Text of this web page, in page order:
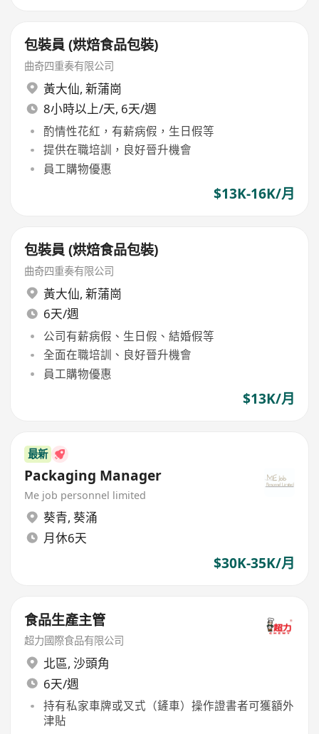
包裝員 (烘焙食品包裝)
曲奇四重奏有限公司
黃大仙, 新蒲崗
8小時以上/天, 6天/週
酌情性花紅，有薪病假，生日假等
提供在職培訓，良好晉升機會
員工購物優惠
$13K-16K/月
包裝員 (烘焙食品包裝)
曲奇四重奏有限公司
黃大仙, 新蒲崗
6天/週
公司有薪病假、生日假、結婚假等
全面在職培訓、良好晉升機會
員工購物優惠
$13K/月
最新
Packaging Manager
Me job personnel limited
葵青, 葵涌
月休6天
$30K-35K/月
食品生產主管
超力國際食品有限公司
北區, 沙頭角
6天/週
持有私家車牌或叉式（鏟車）操作證書者可獲額外
津貼